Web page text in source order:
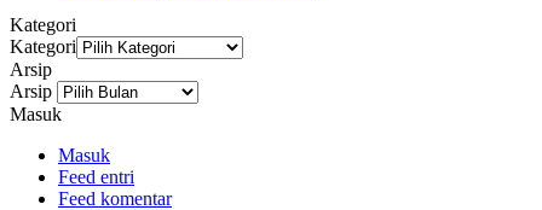
Kategori
Kategori
Arsip
Arsip
Masuk
Masuk
Feed entri
Feed komentar